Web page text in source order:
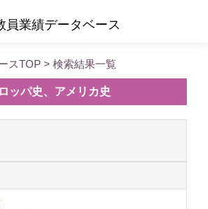
員業績データベース
スTOP > 検索結果一覧
ッパ史、アメリカ史